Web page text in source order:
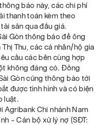
báo này, các chi phí
thanh toán kèm theo
sản qua đấu giá.
Gòn thông báo để ông
Thu, các cá nhân/hộ gia
cầu các bên cùng hợp
không đáng có. Đồng
Gòn cũng thông báo tới
được tình hình và có biện
luật.
Agribank Chi nhánh Nam
– Cán bộ xử lý nợ (SĐT: